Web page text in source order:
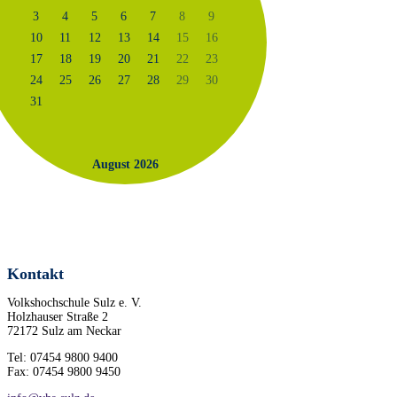
3
4 5 6 7 8
9
10
11 12 13 14 15
16
17
18 19 20 21 22
23
24
25 26 27 28 29
30
31
August 2026
Kontakt
Volkshochschule Sulz e. V.
Holzhauser Straße 2
72172 Sulz am Neckar
Tel: 07454 9800 9400
Fax: 07454 9800 9450